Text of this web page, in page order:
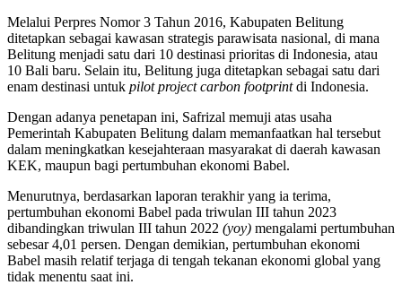
Melalui Perpres Nomor 3 Tahun 2016, Kabupaten Belitung
ditetapkan sebagai kawasan strategis parawisata nasional, di mana
Belitung menjadi satu dari 10 destinasi prioritas di Indonesia, atau
10 Bali baru. Selain itu, Belitung juga ditetapkan sebagai satu dari
enam destinasi untuk pilot project carbon footprintdi Indonesia.
Dengan adanya penetapan ini, Safrizal memuji atas usaha
Pemerintah Kabupaten Belitung dalam memanfaatkan hal tersebut
dalam meningkatkan kesejahteraan masyarakat di daerah kawasan
KEK, maupun bagi pertumbuhan ekonomi Babel.
Menurutnya, berdasarkan laporan terakhir yang ia terima,
pertumbuhan ekonomi Babel pada triwulan III tahun 2023
dibandingkan triwulan III tahun 2022 (yoy) mengalami pertumbuhan
sebesar 4,01 persen. Dengan demikian, pertumbuhan ekonomi
Babel masih relatif terjaga di tengah tekanan ekonomi global yang
tidak menentu saat ini.